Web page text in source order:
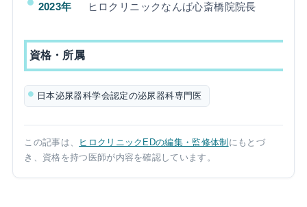
2023年 ヒロクリニックなんば心斎橋院院長
資格・所属
日本泌尿器科学会認定の泌尿器科専門医
この記事は、 ヒロクリニックEDの編集・監修体制 にもとづ
き、資格を持つ医師が内容を確認しています。